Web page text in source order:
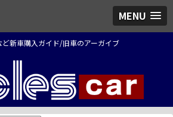
MENU
新車購入ガイド/旧車のアーガイブ